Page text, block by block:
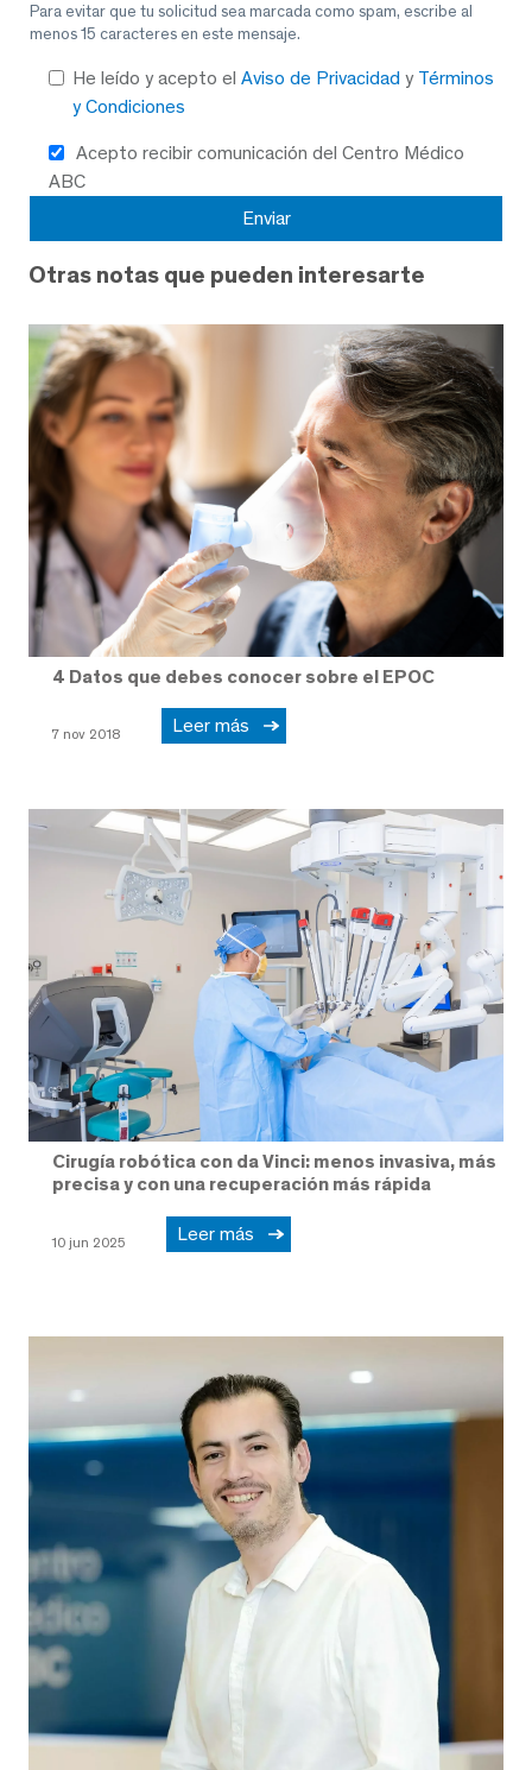
Para evitar que tu solicitud sea marcada como spam, escribe al
menos 15 caracteres en este mensaje.
He leído y acepto el Aviso de Privacidad y Términos
y Condiciones
Acepto recibir comunicación del Centro Médico
ABC
Otras notas que pueden interesarte
4 Datos que debes conocer sobre el EPOC
7 nov 2018 Leer más
Cirugía robótica con da Vinci: menos invasiva, más
precisa y con una recuperación más rápida
10 jun 2025 Leer más